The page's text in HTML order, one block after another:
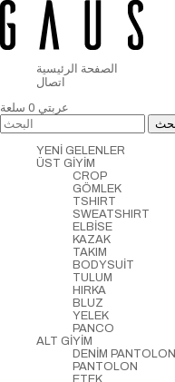
الصفحة الرئيسية
اتصال
عربتي 0 سلعة
YENİ GELENLER
ÜST GİYİM
CROP
GÖMLEK
TSHIRT
SWEATSHIRT
ELBİSE
KAZAK
TAKIM
BODYSUİT
TULUM
HIRKA
BLUZ
YELEK
PANCO
ALT GİYİM
DENİM PANTOLON
PANTOLON